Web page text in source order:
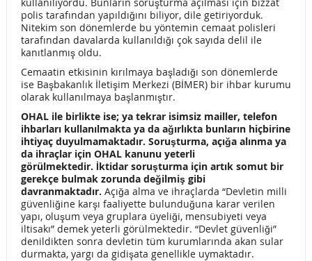
MAAŞLARIMIZ İNSANCA YAŞAMAYA YETECEK SEVİYEYE
ÇEKİLSİN!
ÇALIŞMA SAATLERİNİN ESNEK HALE GETİRİLMESİ “Müjde”
Mi? YOKSA…
OLAĞANÜSTÜ GENEL KURUL İLANİ
1 EYLÜL DÜNYA BARIŞ GÜNÜ BASINA VE KAMUOYUNA
KRİZİN FATURASINI KRİZE YOL AÇANLAR ÖDEMELİDİR!
SENDİKAMIZ ve EMEK ÖRGÜTLERİ İŞ CİNAYETLERİNİ
PROTESTO ETTİ
polis tarafından yapıldığını biliyor, dile getiriyorduk.
Nitekim son dönemlerde bu yöntemin cemaat polisleri
tarafından davalarda kullanıldığı çok sayıda delil ile
kanıtlanmış oldu.
Cemaatin etkisinin kırılmaya başladığı son dönemlerde
ise Başbakanlık İletişim Merkezi (BİMER) bir ihbar kurumu
olarak kullanılmaya başlanmıştır.
OHAL ile birlikte ise; ya tekrar isimsiz mailler, telefon
ihbarları kullanılmakta ya da ağırlıkta bunların hiçbirine
ihtiyaç duyulmamaktadır. Soruşturma, açığa alınma ya
da ihraçlar için OHAL kanunu yeterli
görülmektedir. İktidar soruşturma için artık somut bir
gerekçe bulmak zorunda değilmiş gibi
davranmaktadır. Açığa alma ve ihraçlarda “Devletin milli
güvenliğine karşı faaliyette bulunduğuna karar verilen
yapı, oluşum veya gruplara üyeliği, mensubiyeti veya
iltisakı” demek yeterli görülmektedir. “Devlet güvenliği”
denildikten sonra devletin tüm kurumlarında akan sular
durmakta, yargı da gidişata genellikle uymaktadır.